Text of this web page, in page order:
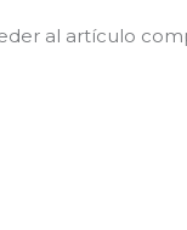
al artículo